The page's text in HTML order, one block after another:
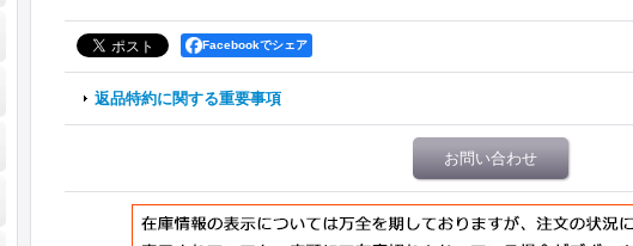
Facebookでシェア
返品特約に関する重要事項
お問い合わせ